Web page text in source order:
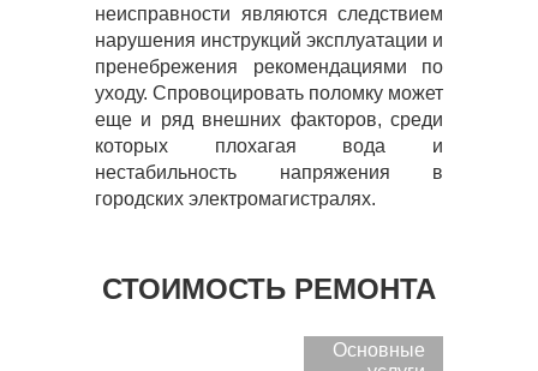
неисправности являются следствием
нарушения инструкций эксплуатации и
пренебрежения рекомендациями по
уходу. Спровоцировать поломку может
еще и ряд внешних факторов, среди
которых плохагая вода и
нестабильность напряжения в
городских электромагистралях.
СТОИМОСТЬ РЕМОНТА
Основные